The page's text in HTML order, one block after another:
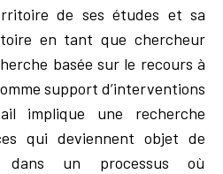
de ses études et sa
en tant que chercheur
basée sur le recours à
support d’interventions
implique une recherche
qui deviennent objet de
dans un processus où